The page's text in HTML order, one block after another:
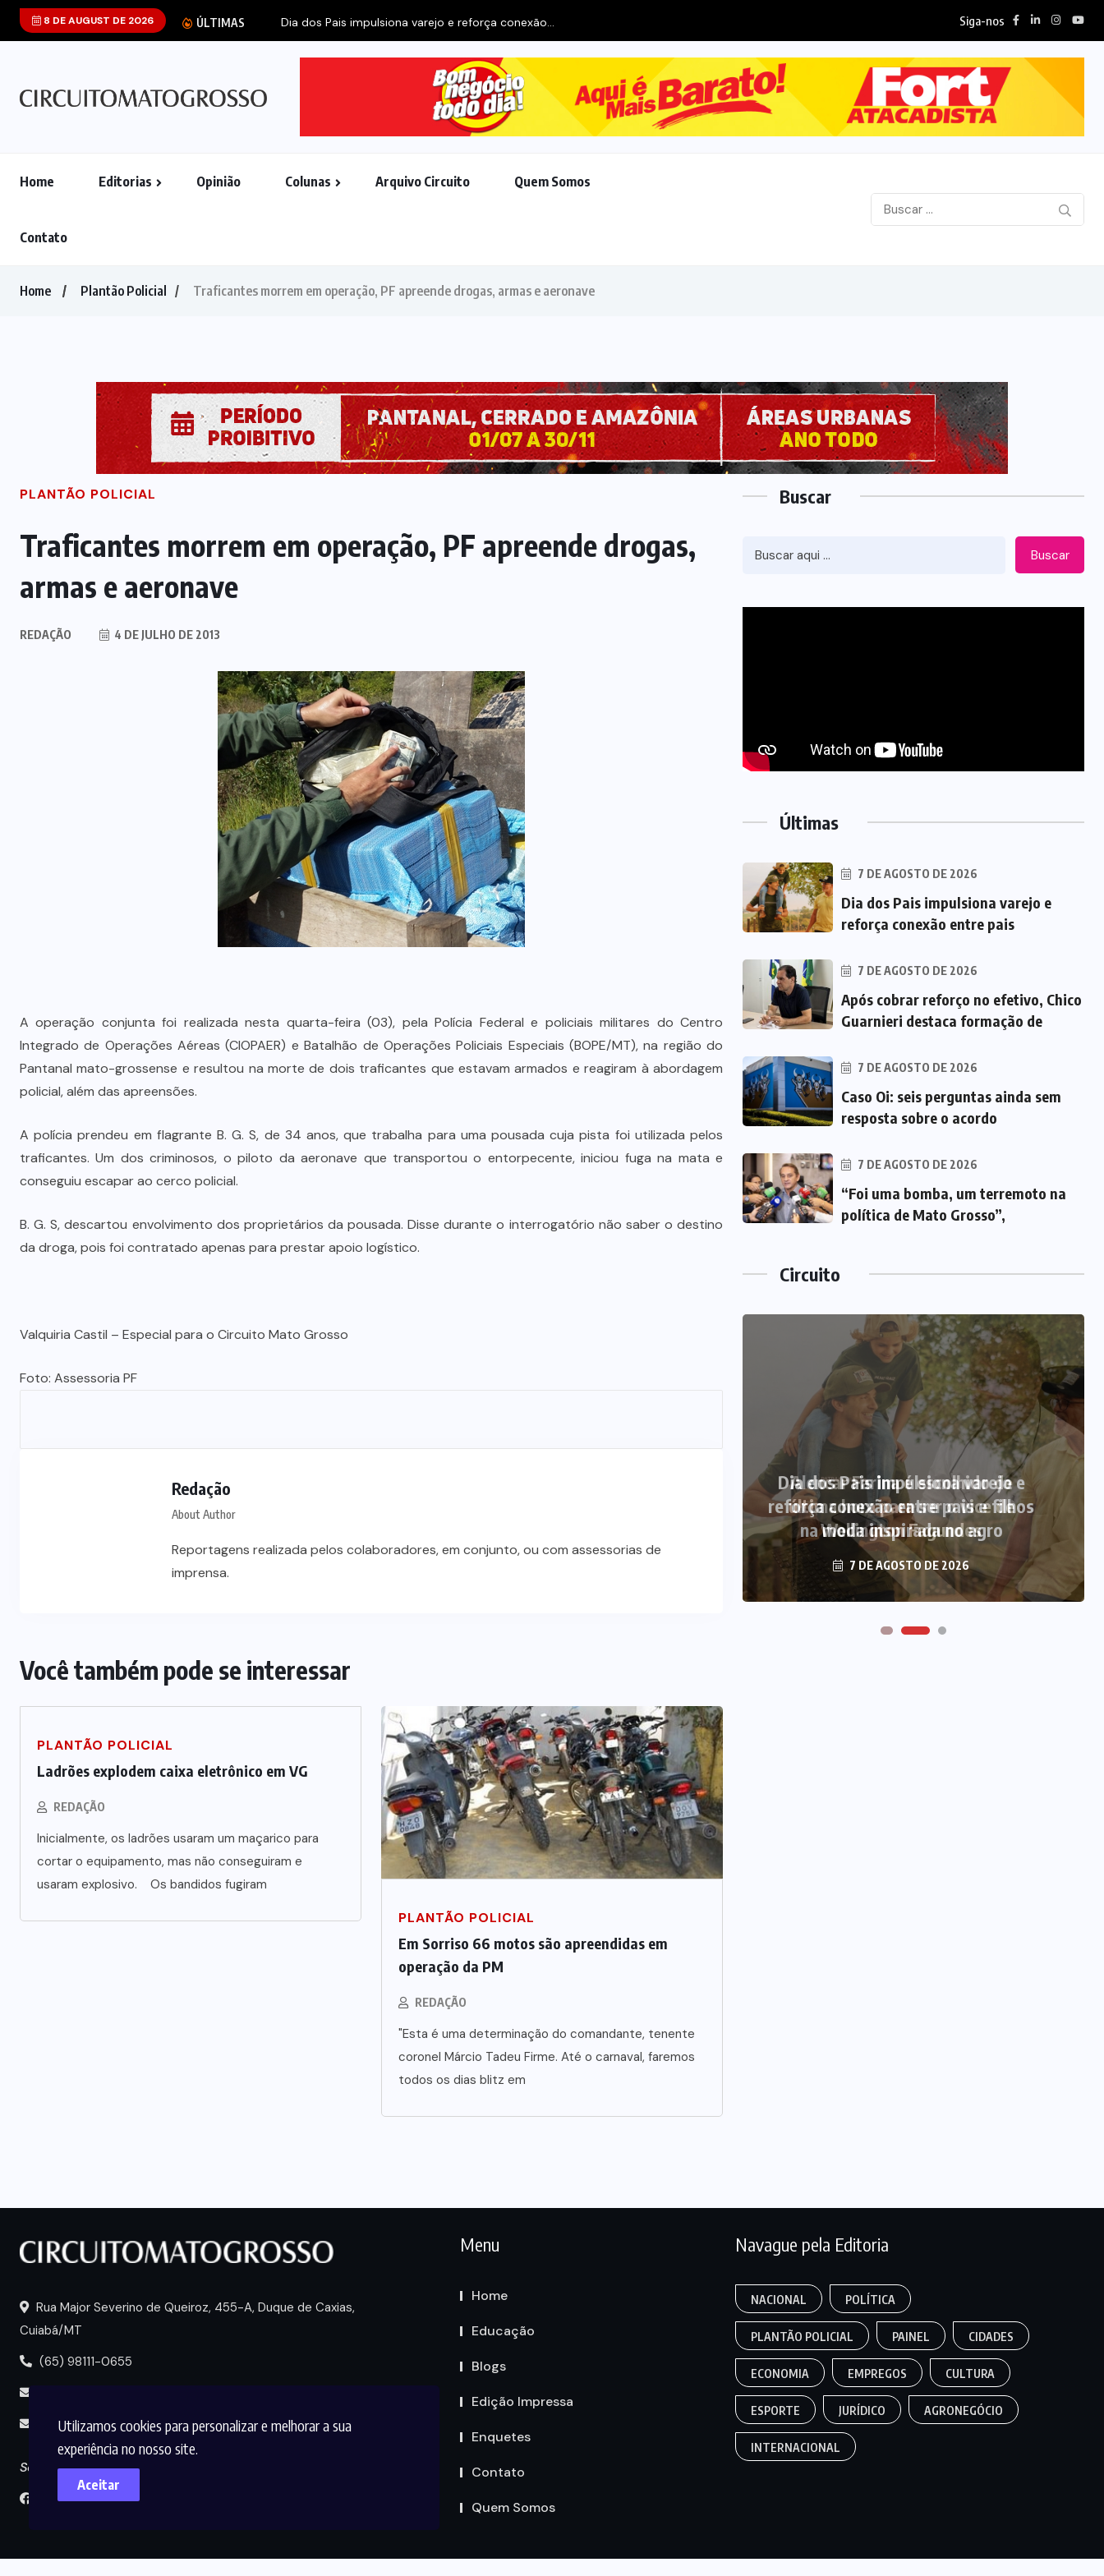
Utilizamos cookies para personalizar e melhorar a sua
experiência no nosso site.
Aceitar
8 DE AUGUST DE 2026 ÚLTIMAS Dia dos Pais impulsiona varejo e reforça conexão... Siga-nos
Home Editorias Opinião Colunas Arquivo Circuito Quem Somos
Contato
Home Plantão Policial Traficantes morrem em operação, PF apreende drogas, armas e aeronave
PLANTÃO POLICIAL
Traficantes morrem em operação, PF apreende drogas,
armas e aeronave
REDAÇÃO 4 DE JULHO DE 2013
A operação conjunta foi realizada nesta quarta-feira (03), pela Polícia Federal e policiais militares do Centro
Integrado de Operações Aéreas (CIOPAER) e Batalhão de Operações Policiais Especiais (BOPE/MT), na região do
Pantanal mato-grossense e resultou na morte de dois traficantes que estavam armados e reagiram à abordagem
policial, além das apreensões.
A polícia prendeu em flagrante B. G. S, de 34 anos, que trabalha para uma pousada cuja pista foi utilizada pelos
traficantes. Um dos criminosos, o piloto da aeronave que transportou o entorpecente, iniciou fuga na mata e
conseguiu escapar ao cerco policial.
B. G. S, descartou envolvimento dos proprietários da pousada. Disse durante o interrogatório não saber o destino
da droga, pois foi contratado apenas para prestar apoio logístico.
Valquiria Castil – Especial para o Circuito Mato Grosso
Foto: Assessoria PF
Redação
About Author
Reportagens realizada pelos colaboradores, em conjunto, ou com assessorias de
imprensa.
Você também pode se interessar
PLANTÃO POLICIAL
Ladrões explodem caixa eletrônico em VG
REDAÇÃO
Inicialmente, os ladrões usaram um maçarico para
cortar o equipamento, mas não conseguiram e
usaram explosivo. Os bandidos fugiram
PLANTÃO POLICIAL
Em Sorriso 66 motos são apreendidas em
operação da PM
REDAÇÃO
"Esta é uma determinação do comandante, tenente
coronel Márcio Tadeu Firme. Até o carnaval, faremos
todos os dias blitz em
Buscar
Buscar
Últimas
7 DE AGOSTO DE 2026
Dia dos Pais impulsiona varejo e
reforça conexão entre pais
7 DE AGOSTO DE 2026
Após cobrar reforço no efetivo, Chico
Guarnieri destaca formação de
7 DE AGOSTO DE 2026
Caso Oi: seis perguntas ainda sem
resposta sobre o acordo
7 DE AGOSTO DE 2026
“Foi uma bomba, um terremoto na
política de Mato Grosso”,
Circuito
Prefeito Abilio Brunini recebe a
mais alta honraria da Rotam em
7 DE AGOSTO DE 2026
Alencar Farina é escolhido de
última hora para ser o vice de
Wellington Fagundes
7 DE AGOSTO DE 2026
Rua Major Severino de Queiroz, 455-A, Duque de Caxias,
Cuiabá/MT
(65) 98111-0655
midia@circuitomt.com.br
Seguir
Menu
Home
Educação
Blogs
Edição Impressa
Enquetes
Contato
Quem Somos
Navague pela Editoria
NACIONAL POLÍTICA
PLANTÃO POLICIAL PAINEL CIDADES
ECONOMIA EMPREGOS CULTURA
ESPORTE JURÍDICO AGRONEGÓCIO
INTERNACIONAL